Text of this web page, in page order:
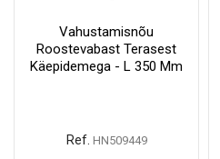
Vahustamisnõu
Roostevabast Terasest
Käepidemega - L 350 Mm
Ref. HN509449